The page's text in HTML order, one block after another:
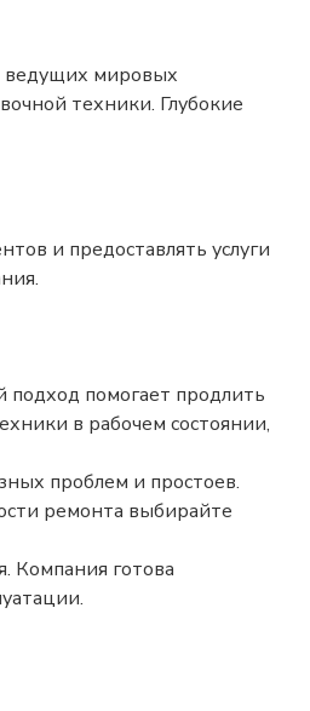
ведущих мировых
техники. Глубокие
и предоставлять услуги
помогает продлить
в рабочем состоянии,
проблем и простоев.
ремонта выбирайте
Компания готова